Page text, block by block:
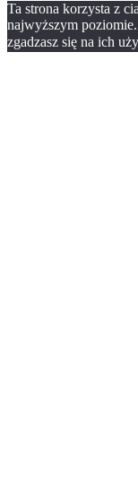
Ta strona korzysta z
najwyższym
zgadzasz się na ich